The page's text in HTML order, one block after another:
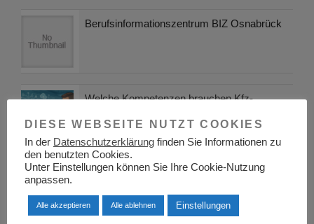
Berufsinformationszentrum BIZ Osnabrück
Welche Kompetenzen brauchen Kfz-
Karrierechancen in der
Arbeitsmöglichkeiten und Berufsfelder
DIESE WEBSEITE NUTZT COOKIES
In der Datenschutzerklärung finden Sie Informationen zu
den benutzten Cookies.
Unter Einstellungen können Sie Ihre Cookie-Nutzung
anpassen.
Alle akzeptieren Alle ablehnen Einstellungen